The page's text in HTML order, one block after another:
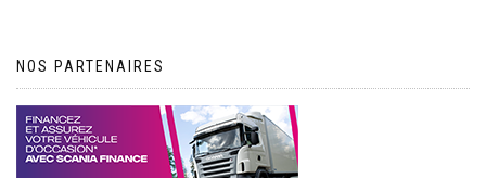
NOS PARTENAIRES